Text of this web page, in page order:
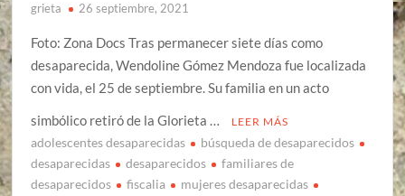
grieta 26 septiembre, 2021
Foto: Zona Docs Tras permanecer siete días como
desaparecida, Wendoline Gómez Mendoza fue localizada
con vida, el 25 de septiembre. Su familia en un acto
simbólico retiró de la Glorieta …
LEER MÁS
adolescentes desaparecidas
búsqueda de desaparecidos
desaparecidas
desaparecidos
familiares de
desaparecidos
fiscalia
mujeres desaparecidas